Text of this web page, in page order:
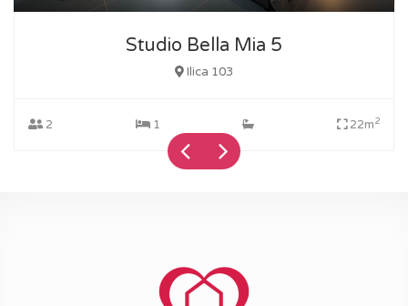
Studio Bella Mia 5
Ilica 103
2 1 22m2